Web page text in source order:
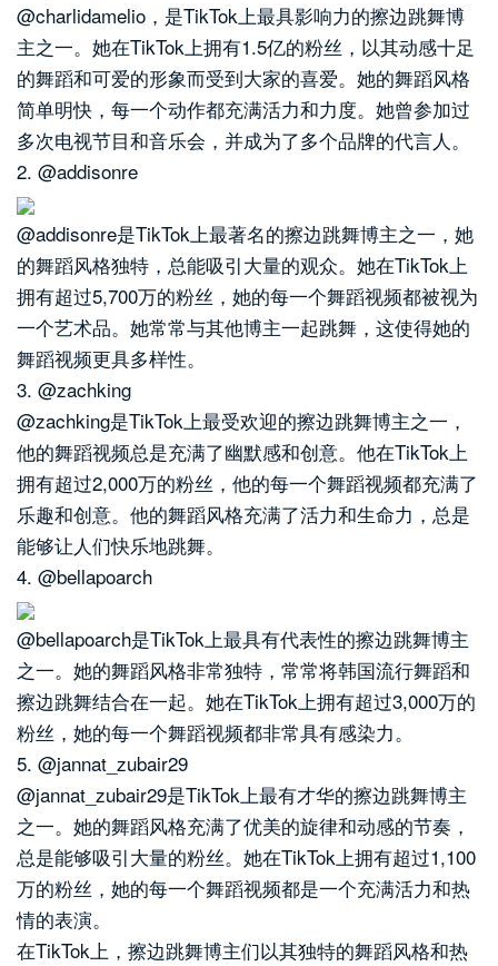
@charlidamelio，是TikTok上最具影响力的擦边跳舞博
主之一。她在TikTok上拥有1.5亿的粉丝，以其动感十足
的舞蹈和可爱的形象而受到大家的喜爱。她的舞蹈风格
简单明快，每一个动作都充满活力和力度。她曾参加过
多次电视节目和音乐会，并成为了多个品牌的代言人。
2. @addisonre
@addisonre是TikTok上最著名的擦边跳舞博主之一，她
的舞蹈风格独特，总能吸引大量的观众。她在TikTok上
拥有超过5,700万的粉丝，她的每一个舞蹈视频都被视为
一个艺术品。她常常与其他博主一起跳舞，这使得她的
舞蹈视频更具多样性。
3. @zachking
@zachking是TikTok上最受欢迎的擦边跳舞博主之一，
他的舞蹈视频总是充满了幽默感和创意。他在TikTok上
拥有超过2,000万的粉丝，他的每一个舞蹈视频都充满了
乐趣和创意。他的舞蹈风格充满了活力和生命力，总是
能够让人们快乐地跳舞。
4. @bellapoarch
@bellapoarch是TikTok上最具有代表性的擦边跳舞博主
之一。她的舞蹈风格非常独特，常常将韩国流行舞蹈和
擦边跳舞结合在一起。她在TikTok上拥有超过3,000万的
粉丝，她的每一个舞蹈视频都非常具有感染力。
5. @jannat_zubair29
@jannat_zubair29是TikTok上最有才华的擦边跳舞博主
之一。她的舞蹈风格充满了优美的旋律和动感的节奏，
总是能够吸引大量的粉丝。她在TikTok上拥有超过1,100
万的粉丝，她的每一个舞蹈视频都是一个充满活力和热
情的表演。
在TikTok上，擦边跳舞博主们以其独特的舞蹈风格和热